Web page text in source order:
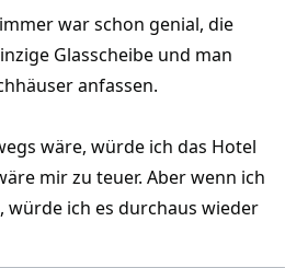
war schon genial, die
Glasscheibe und man
anfassen.
wäre, würde ich das Hotel
mir zu teuer. Aber wenn ich
ich es durchaus wieder